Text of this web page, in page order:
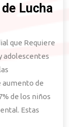
Lucha
que Requiere
adolescentes
aumento de
de los niños
Estas